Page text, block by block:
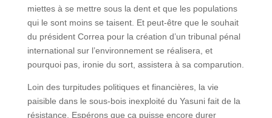
miettes à se mettre sous la dent et que les populations
qui le sont moins se taisent. Et peut-être que le souhait
du président Correa pour la création d’un tribunal pénal
international sur l’environnement se réalisera, et
pourquoi pas, ironie du sort, assistera à sa comparution.
Loin des turpitudes politiques et financières, la vie
paisible dans le sous-bois inexploité du Yasuni fait de la
résistance. Espérons que ça puisse encore durer